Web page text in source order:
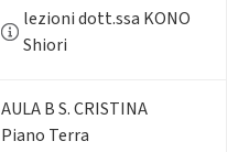
lezioni dott.ssa KONO
Shiori
AULA B S. CRISTINA
Piano Terra